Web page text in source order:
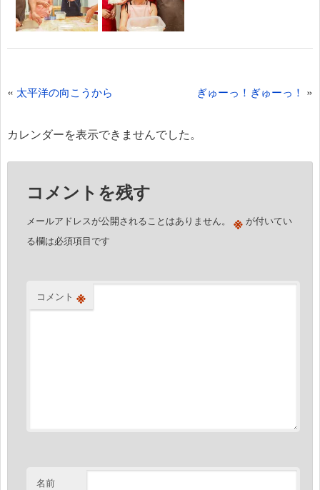
投
ナ
ぎゅーっ！ぎゅーっ！ »
« 太平洋の向こうから
カレンダーを表示できませんでした。
コメントを残す
メールアドレスが公開されることはありません。 ※が付いてい
る欄は必須項目です
コメント ※
名前